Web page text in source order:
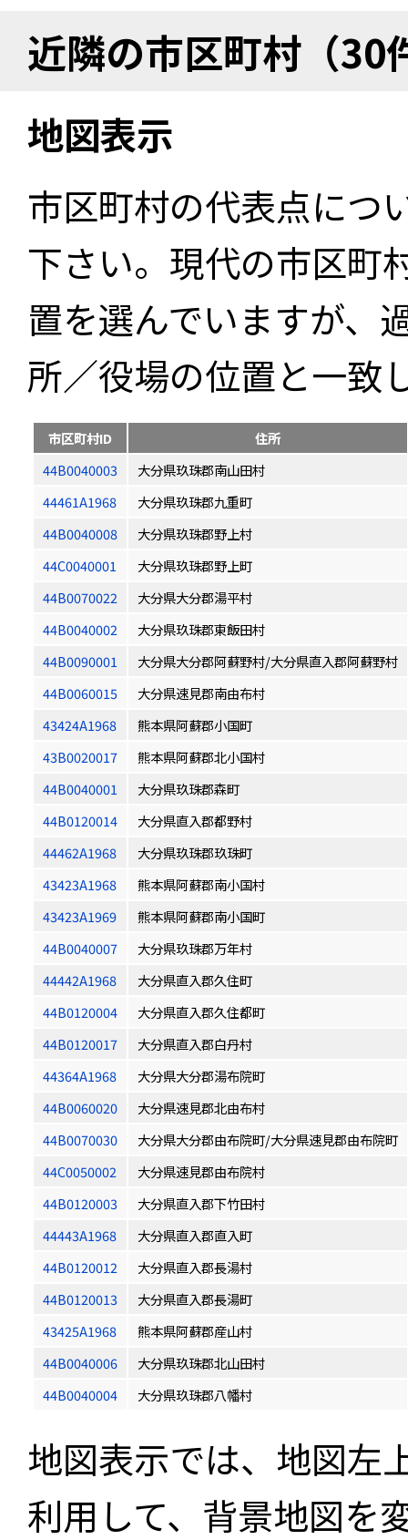
近隣の市区町村（30
地図表示
市区町村の代表点につ
下さい。現代の市区町
置を選んでいますが、
所／役場の位置と一致
市区町村ID
住所
44B0040003
大分県玖珠郡南山田村
44461A1968
大分県玖珠郡九重町
44B0040008
大分県玖珠郡野上村
44C0040001
大分県玖珠郡野上町
44B0070022
大分県大分郡湯平村
44B0040002
大分県玖珠郡東飯田村
44B0090001
大分県大分郡阿蘇野村/大分県直入郡阿蘇野村
44B0060015
大分県速見郡南由布村
43424A1968
熊本県阿蘇郡小国町
43B0020017
熊本県阿蘇郡北小国村
44B0040001
大分県玖珠郡森町
44B0120014
大分県直入郡都野村
44462A1968
大分県玖珠郡玖珠町
43423A1968
熊本県阿蘇郡南小国村
43423A1969
熊本県阿蘇郡南小国町
44B0040007
大分県玖珠郡万年村
44442A1968
大分県直入郡久住町
44B0120004
大分県直入郡久住都町
44B0120017
大分県直入郡白丹村
44364A1968
大分県大分郡湯布院町
44B0060020
大分県速見郡北由布村
44B0070030
大分県大分郡由布院町/大分県速見郡由布院町
44C0050002
大分県速見郡由布院村
44B0120003
大分県直入郡下竹田村
44443A1968
大分県直入郡直入町
44B0120012
大分県直入郡長湯村
44B0120013
大分県直入郡長湯町
43425A1968
熊本県阿蘇郡産山村
44B0040006
大分県玖珠郡北山田村
44B0040004
大分県玖珠郡八幡村
地図表示では、地図左
利用して、背景地図を